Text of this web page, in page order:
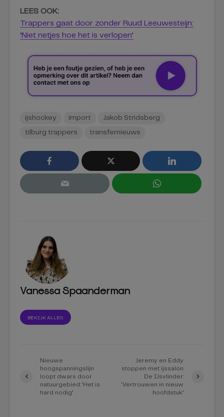
LEES OOK:
Trappers gaat door zonder Ruud Leeuwesteijn:
‘Niet netjes hoe het is verlopen’
ijshockey import Jakob Stridsberg
tilburg trappers transfernieuws
Vanessa Spaanderman
BEKIJK ALLES
Nieuwe
hoogspanningslijn
loopt dwars door
natuurgebied: ‘Het is
hard nodig’
Jeremy en Eddy
stoppen met ijssalon
De IJsvlinder:
‘Vertrouwen in nieuw
hoofdstuk’